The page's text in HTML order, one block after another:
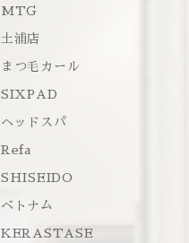
MTG
土浦店
まつ毛カール
SIXPAD
ヘッドスパ
Refa
SHISEIDO
ベトナム
KERASTASE